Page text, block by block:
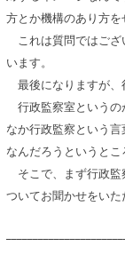
方とか機構のあり方を
これは質問ではござ
います。
最後になりますが、
行政監察室というの
なか行政監察という
なんだろうというとこ
そこで、まず行政監
ついてお聞かせをいた